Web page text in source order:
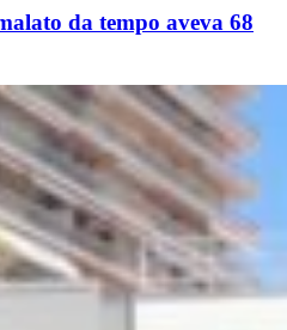
da tempo aveva 68